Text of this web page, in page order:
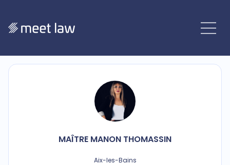
MAÎTRE MANON THOMASSIN
Aix-les-Bains